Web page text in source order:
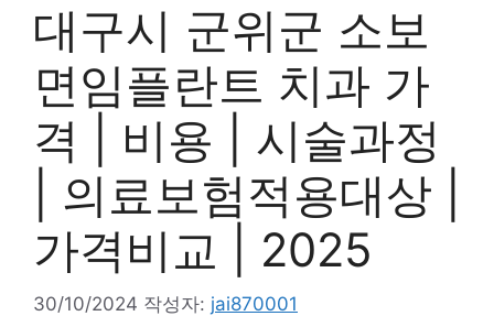
대구시 군위군 소보
면임플란트 치과 가
격 | 비용 | 시술과정
| 의료보험적용대상 |
가격비교 | 2025
30/10/2024 작성자: jai870001